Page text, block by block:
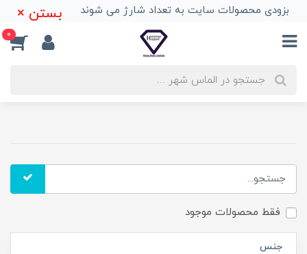
بزودی محصولات سایت به تعداد شارژ می شوند بستن ×
0
فقط محصولات موجود
جنس